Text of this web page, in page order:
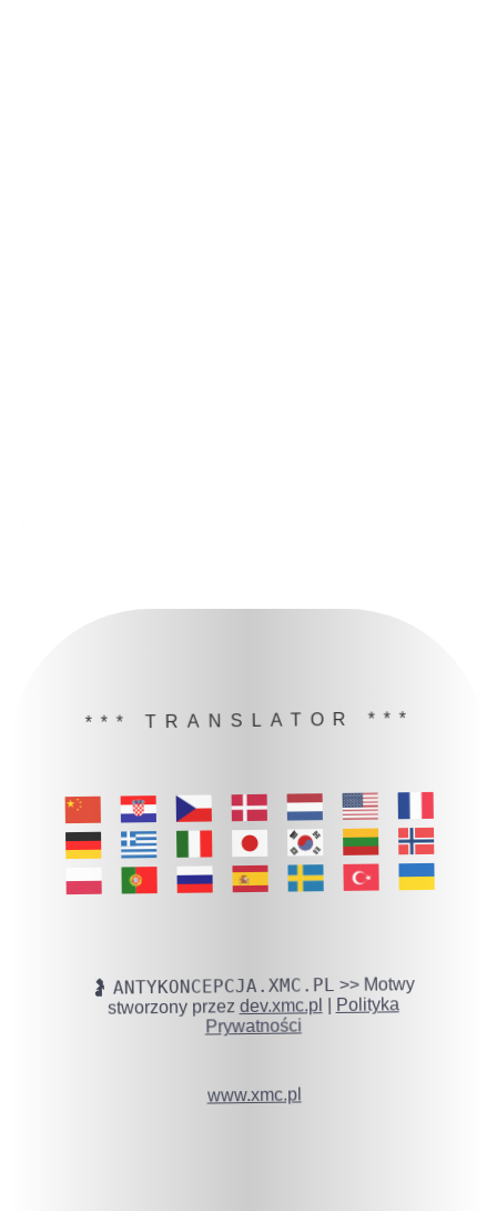
*** TRANSLATOR ***
🤰 ANTYKONCEPCJA.XMC.PL>> Motwy
stworzony przez dev.xmc.pl|
Polityka
Prywatności
www.xmc.pl